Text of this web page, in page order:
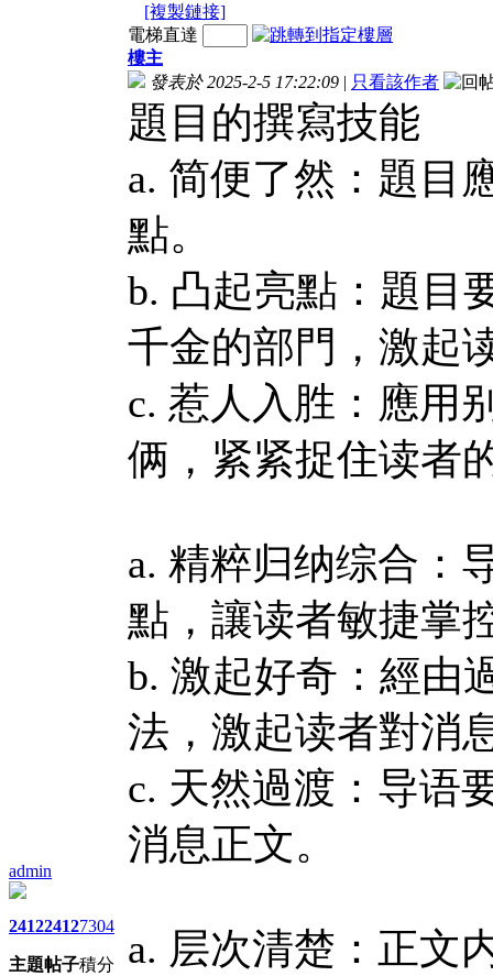
[複製鏈接]
admin
2412
主題
2412
帖子
7304
積分
電梯直達
樓主
發表於 2025-2-5 17:22:09 | 只看該作者
題目的撰寫技能
a. 简便了然：題目
點。
b. 凸起亮點：題目
千金的部門，激起
c. 惹人入胜：應用
俩，紧紧捉住读者
a. 精粹归纳综合：
點，讓读者敏捷掌
b. 激起好奇：經由
法，激起读者對消
c. 天然過渡：导语
消息正文。
a. 层次清楚：正文